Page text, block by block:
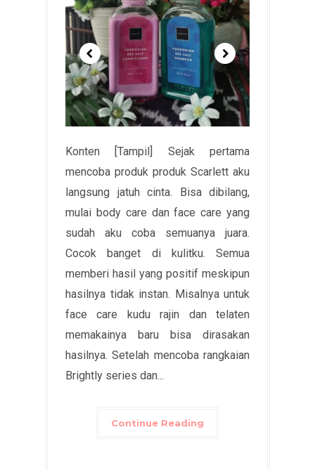
Konten [Tampil] Sejak pertama
mencoba produk produk Scarlett aku
langsung jatuh cinta. Bisa dibilang,
mulai body care dan face care yang
sudah aku coba semuanya juara.
Cocok banget di kulitku. Semua
memberi hasil yang positif meskipun
hasilnya tidak instan. Misalnya untuk
face care kudu rajin dan telaten
memakainya baru bisa dirasakan
hasilnya. Setelah mencoba rangkaian
Brightly series dan...
Continue Reading